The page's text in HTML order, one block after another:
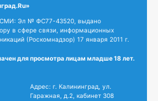
СМИ: Эл № ФС77-43520, выдано
в сфере связи, информационных
(Роскомнадзор) 17 января 2011 г.
для просмотра лицам младше 18 лет.
Адрес: г. Калининград, ул.
Гаражная, д.2, кабинет 308